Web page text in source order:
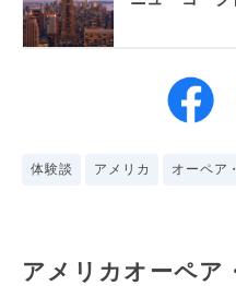
体験談 アメリカ オーペア
アメリカオーペア